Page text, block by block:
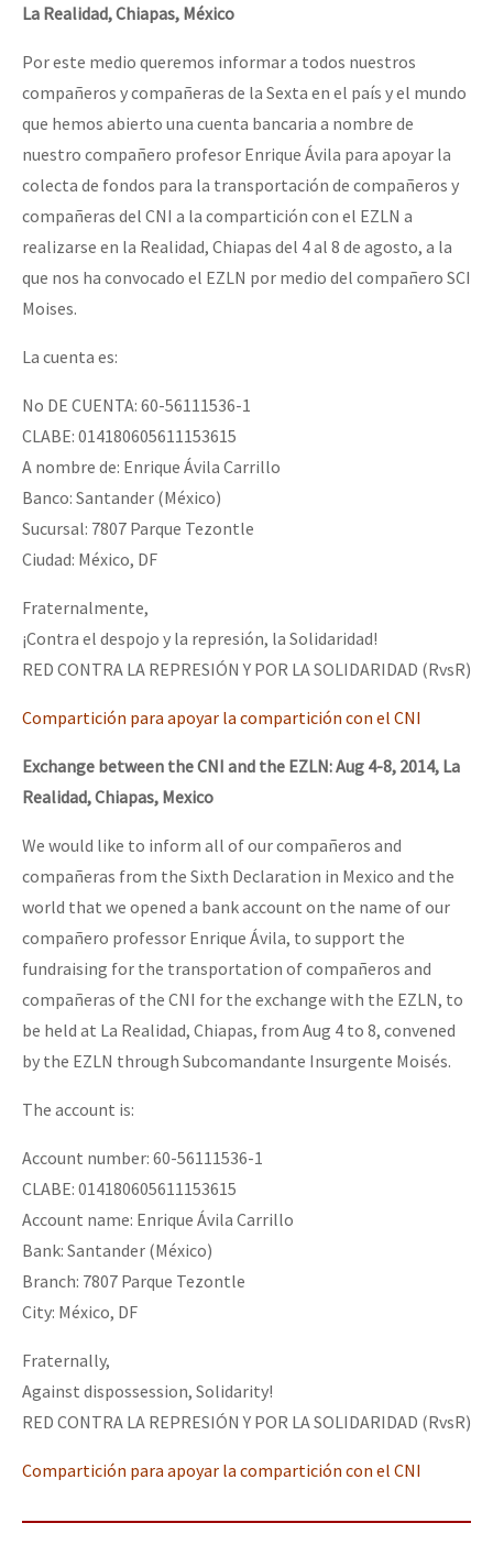
La Realidad, Chiapas, México
Por este medio queremos informar a todos nuestros
compañeros y compañeras de la Sexta en el país y el mundo
que hemos abierto una cuenta bancaria a nombre de
nuestro compañero profesor Enrique Ávila para apoyar la
colecta de fondos para la transportación de compañeros y
compañeras del CNI a la compartición con el EZLN a
realizarse en la Realidad, Chiapas del 4 al 8 de agosto, a la
que nos ha convocado el EZLN por medio del compañero SCI
Moises.
La cuenta es:
No DE CUENTA: 60-56111536-1
CLABE: 014180605611153615
A nombre de: Enrique Ávila Carrillo
Banco: Santander (México)
Sucursal: 7807 Parque Tezontle
Ciudad: México, DF
Fraternalmente,
¡Contra el despojo y la represión, la Solidaridad!
RED CONTRA LA REPRESIÓN Y POR LA SOLIDARIDAD (RvsR)
Compartición para apoyar la compartición con el CNI
Exchange between the CNI and the EZLN: Aug 4-8, 2014, La
Realidad, Chiapas, Mexico
We would like to inform all of our compañeros and
compañeras from the Sixth Declaration in Mexico and the
world that we opened a bank account on the name of our
compañero professor Enrique Ávila, to support the
fundraising for the transportation of compañeros and
compañeras of the CNI for the exchange with the EZLN, to
be held at La Realidad, Chiapas, from Aug 4 to 8, convened
by the EZLN through Subcomandante Insurgente Moisés.
The account is:
Account number: 60-56111536-1
CLABE: 014180605611153615
Account name: Enrique Ávila Carrillo
Bank: Santander (México)
Branch: 7807 Parque Tezontle
City: México, DF
Fraternally,
Against dispossession, Solidarity!
RED CONTRA LA REPRESIÓN Y POR LA SOLIDARIDAD (RvsR)
Compartición para apoyar la compartición con el CNI